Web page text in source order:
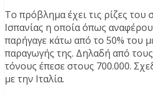
Το πρόβλημα έχει τις ρίζες του
Ισπανίας η οποία όπως
παρήγαγε κάτω από το 50% του
παραγωγής της. Δηλαδή από
τόνους έπεσε στους 700.000.
με την Ιταλία.